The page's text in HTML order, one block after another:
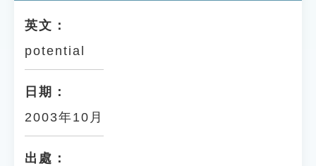
英文：
potential
日期：
2003年10月
出處：